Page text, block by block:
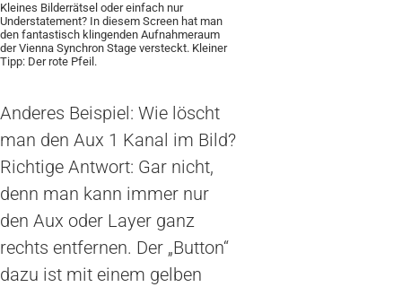
Kleines Bilderrätsel oder einfach nur
Understatement? In diesem Screen hat man
den fantastisch klingenden Aufnahmeraum
der Vienna Synchron Stage versteckt. Kleiner
Tipp: Der rote Pfeil.
Anderes Beispiel: Wie löscht
man den Aux 1 Kanal im Bild?
Richtige Antwort: Gar nicht,
denn man kann immer nur
den Aux oder Layer ganz
rechts entfernen. Der „Button“
dazu ist mit einem gelben